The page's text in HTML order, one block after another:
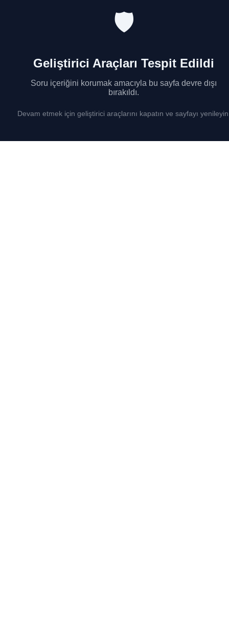
🛡️
Geliştirici Araçları Tespit Edildi
Soru içeriğini korumak amacıyla bu sayfa devre dışı
bırakıldı.
Devam etmek için geliştirici araçlarını kapatın ve sayfayı